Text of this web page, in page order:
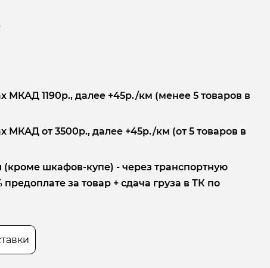
МКАД 1190р., далее +45р./км (менее 5 товаров в
МКАД от 3500р., далее +45р./км (от 5 товаров в
(кроме шкафов-купе) - через транспортную
за товар + сдача груза в ТК по